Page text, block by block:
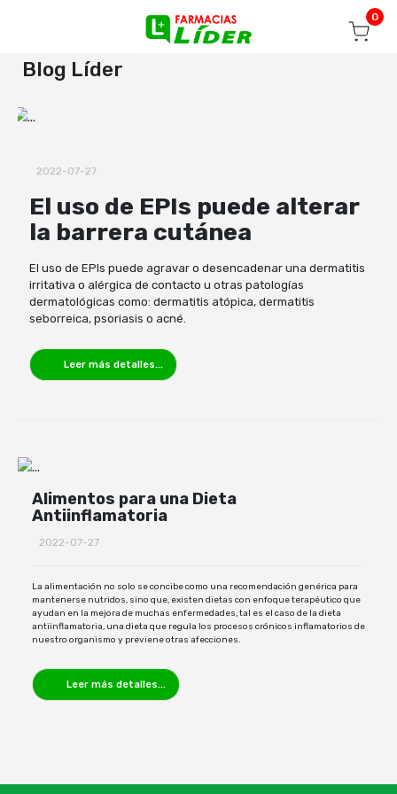
Seguir mi pedido 0
Blog Líder
2022-07-27
El uso de EPIs puede alterar
la barrera cutánea
El uso de EPIs puede agravar o desencadenar una dermatitis
irritativa o alérgica de contacto u otras patologías
dermatológicas como: dermatitis atópica, dermatitis
seborreica, psoriasis o acné.
Leer más detalles...
Alimentos para una Dieta
Antiinflamatoria
2022-07-27
La alimentación no solo se concibe como una recomendación genérica para
mantenerse nutridos, sino que, existen dietas con enfoque terapéutico que
ayudan en la mejora de muchas enfermedades, tal es el caso de la dieta
antiinflamatoria, una dieta que regula los procesos crónicos inflamatorios de
nuestro organismo y previene otras afecciones.
Leer más detalles...